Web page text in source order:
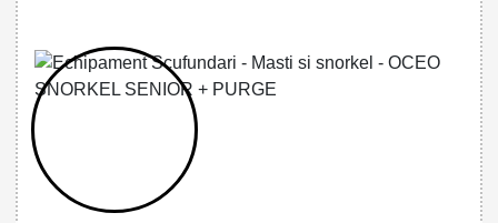
32785515223 - OCEO SNORKEL SENIOR
+ PURGE